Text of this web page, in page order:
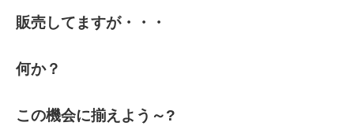
販売してますが・・・
何か？
この機会に揃えよう～?